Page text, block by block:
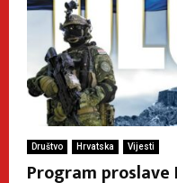
Društvo Hrvatska Vijesti
Program proslave